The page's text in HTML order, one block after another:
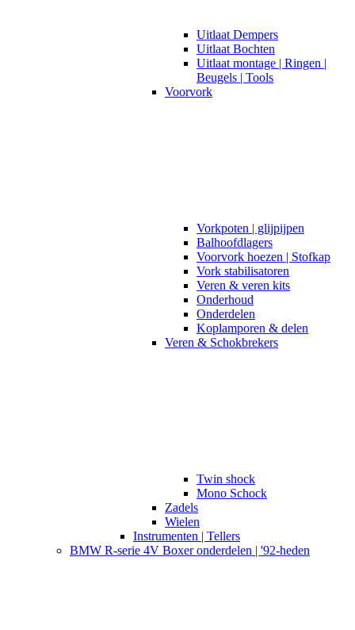
Uitlaat Dempers
Uitlaat Bochten
Uitlaat montage | Ringen |
Beugels | Tools
Voorvork
Vorkpoten | glijpijpen
Balhoofdlagers
Voorvork hoezen | Stofkap
Vork stabilisatoren
Veren & veren kits
Onderhoud
Onderdelen
Koplamporen & delen
Veren & Schokbrekers
Twin shock
Mono Schock
Zadels
Wielen
Instrumenten | Tellers
BMW R-serie 4V Boxer onderdelen | '92-heden